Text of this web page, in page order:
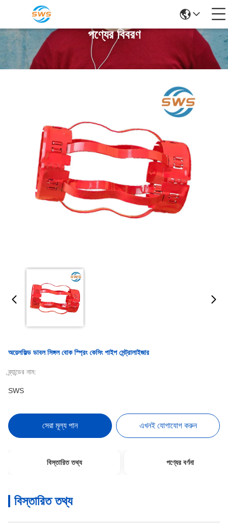
পণ্যের বিবরণ
অয়েলফিল্ড ডাবল সিঙ্গল বোক স্প্রিং কেসিং পাইপ সেন্ট্রালাইজার
ব্র্যান্ডের নাম:
SWS
সেরা মূল্য পান এখনই যোগাযোগ করুন
বিস্তারিত তথ্য পণ্যের বর্ণনা
বিস্তারিত তথ্য